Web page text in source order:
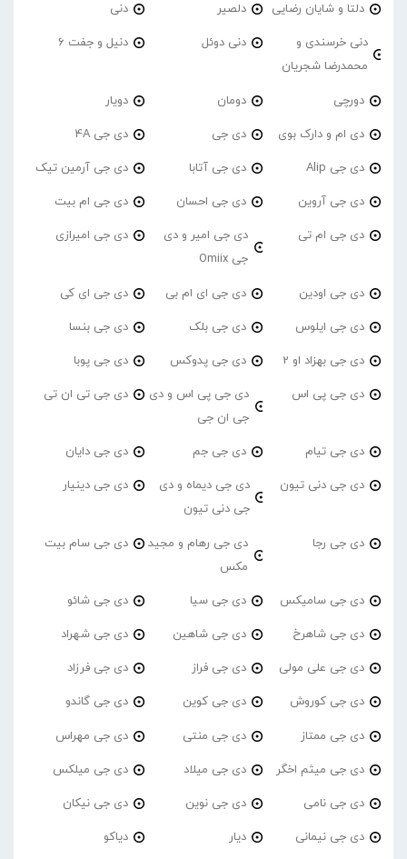
دلتا و شایان رضایی دلصیر دنی
دنی خرسندی و
محمدرضا شجریان
دنی دوئل دنیل و جفت 6
دورچی دومان دویار
دی ام و دارک بوی دی جی دی جی 4A
دی جی Alip دی جی آتابا دی جی آرمین تیک
دی جی آروین دی جی احسان دی جی ام بیت
دی جی ام تی
دی جی امیر و دی
جی Omiix
دی جی امیرازی
دی جی اودین دی جی ای ام بی دی جی ای کی
دی جی ایلوس دی جی بلک دی جی بنسا
دی جی بهزاد او 2 دی جی پدوکس دی جی پوبا
دی جی پی اس
دی جی پی اس و دی
جی ان جی
دی جی تی ان تی
دی جی تیام دی جی جم دی جی دایان
دی جی دنی تیون
دی جی دیماه و دی
جی دنی تیون
دی جی دینیار
دی جی رجا
دی جی رهام و مجید
مکس
دی جی سام بیت
دی جی سامیکس دی جی سیا دی جی شائو
دی جی شاهرخ دی جی شاهین دی جی شهراد
دی جی علی مولی دی جی فراز دی جی فرزاد
دی جی کوروش دی جی کوین دی جی گاندو
دی جی ممتاز دی جی منتی دی جی مهراس
دی جی میثم اخگر دی جی میلاد دی جی میلکس
دی جی نامی دی جی نوین دی جی نیکان
دی جی نیمانی دیار دیاکو